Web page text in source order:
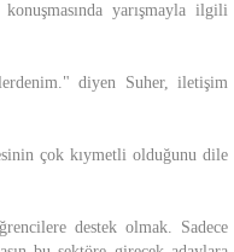
yarışmayla ilgili
diyen Suher, iletişim
çok kıymetli olduğunu dile
destek olmak. Sadece